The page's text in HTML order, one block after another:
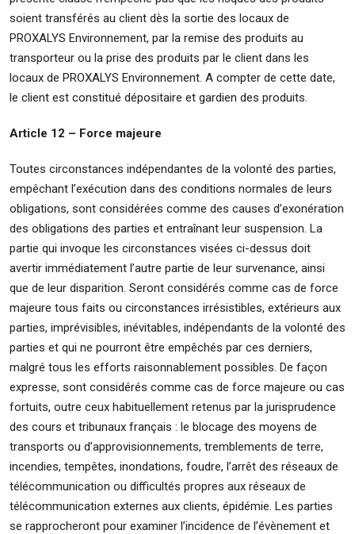
soient transférés au client dès la sortie des locaux de
PROXALYS Environnement, par la remise des produits au
transporteur ou la prise des produits par le client dans les
locaux de PROXALYS Environnement. A compter de cette date,
le client est constitué dépositaire et gardien des produits.
Article 12 – Force majeure
Toutes circonstances indépendantes de la volonté des parties,
empêchant l’exécution dans des conditions normales de leurs
obligations, sont considérées comme des causes d’exonération
des obligations des parties et entraînant leur suspension. La
partie qui invoque les circonstances visées ci-dessus doit
avertir immédiatement l’autre partie de leur survenance, ainsi
que de leur disparition. Seront considérés comme cas de force
majeure tous faits ou circonstances irrésistibles, extérieurs aux
parties, imprévisibles, inévitables, indépendants de la volonté des
parties et qui ne pourront être empêchés par ces derniers,
malgré tous les efforts raisonnablement possibles. De façon
expresse, sont considérés comme cas de force majeure ou cas
fortuits, outre ceux habituellement retenus par la jurisprudence
des cours et tribunaux français : le blocage des moyens de
transports ou d’approvisionnements, tremblements de terre,
incendies, tempêtes, inondations, foudre, l’arrêt des réseaux de
télécommunication ou difficultés propres aux réseaux de
télécommunication externes aux clients, épidémie. Les parties
se rapprocheront pour examiner l’incidence de l’évènement et